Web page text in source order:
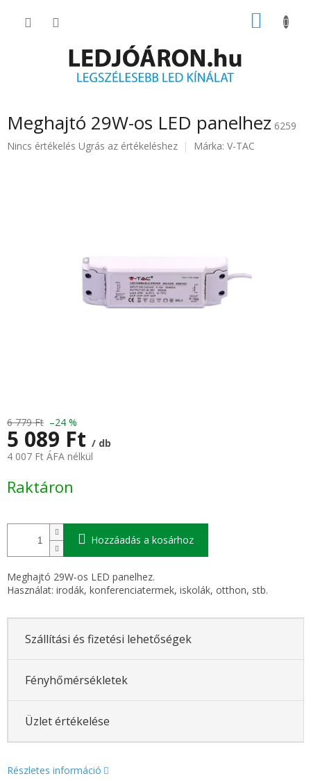
KOSÁR
Meghajtó 29W-os LED panelhez 6259
A
Nincs értékelés Ugrás az értékeléshez Márka: V-TAC
6 779 Ft –24 %
5 089 Ft / db
4 007 Ft ÁFA nélkül
Raktáron
Hozzáadás a kosárhoz
Meghajtó 29W-os LED panelhez.
Használat: irodák, konferenciatermek, iskolák, otthon, stb.
Szállítási és fizetési lehetőségek
Fényhőmérsékletek
Üzlet értékelése
Részletes információ